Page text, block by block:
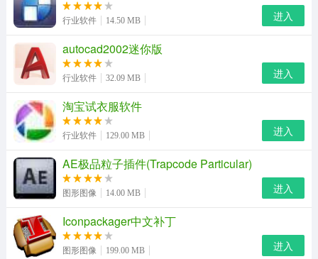
井井有条。
安装包仅1MB大小，启动极速，占用资源极小
快捷启动软件，直达常用应用，贴心的服务，完美的享
受。
完全免费
无任何费用，无任何使用限制，并持续提供免费升级版
本。
柠檬桌面最新版更新日志
行业软件 14.50 MB 进入
autocad2002迷你版
行业软件 32.09 MB 进入
淘宝试衣服软件
行业软件 129.00 MB 进入
AE极品粒子插件(Trapcode Particular)
图形图像 14.00 MB 进入
Iconpackager中文补丁
图形图像 199.00 MB 进入